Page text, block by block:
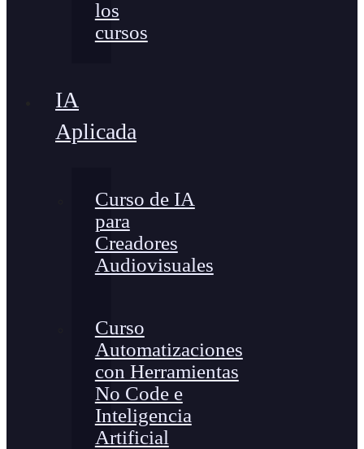
los
cursos
IA
Aplicada
Curso de IA
para
Creadores
Audiovisuales
Curso
Automatizaciones
con Herramientas
No Code e
Inteligencia
Artificial